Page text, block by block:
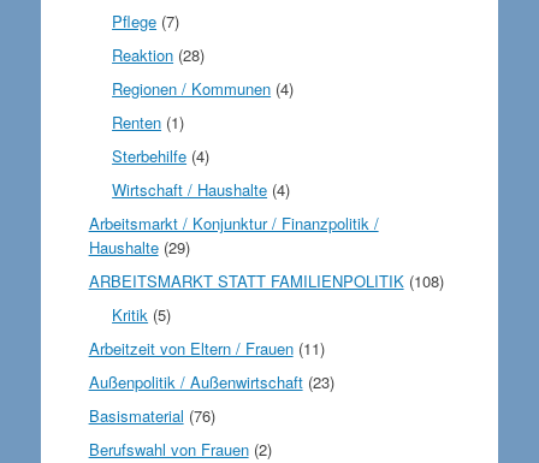
Pflege (7)
Reaktion (28)
Regionen / Kommunen (4)
Renten (1)
Sterbehilfe (4)
Wirtschaft / Haushalte (4)
Arbeitsmarkt / Konjunktur / Finanzpolitik /
Haushalte(29)
ARBEITSMARKT STATT FAMILIENPOLITIK(108)
Kritik (5)
Arbeitzeit von Eltern / Frauen(11)
Außenpolitik / Außenwirtschaft(23)
Basismaterial (76)
Berufswahl von Frauen(2)